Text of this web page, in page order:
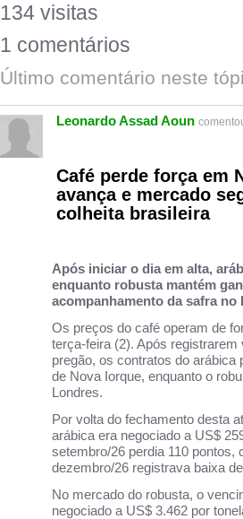
134 visitas
1 comentários
Último comentário neste
Leonardo Assad Aoun
Café perde força em
avança e mercado
colheita brasileira
Após iniciar o dia em alta,
enquanto robusta mantém
acompanhamento da safra no
Os preços do café operam de
terça-feira (2). Após
pregão, os contratos do
de Nova Iorque, enquanto o
Londres.
Por volta do fechamento desta
arábica era negociado a US$
setembro/26 perdia 110 pontos,
dezembro/26 registrava baixa
No mercado do robusta, o
negociado a US$ 3.462 por